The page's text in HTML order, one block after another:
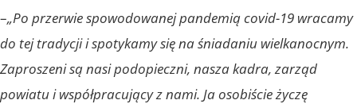
–„Po przerwie spowodowanej pandemią covid-19 wracamy
do tej tradycji i spotykamy się na śniadaniu wielkanocnym.
Zaproszeni są nasi podopieczni, nasza kadra, zarząd
powiatu i współpracujący z nami. Ja osobiście życzę